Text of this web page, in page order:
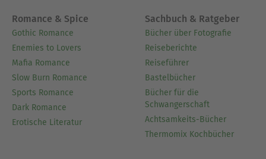
Romance & Spice
Gothic Romance
Enemies to Lovers
Mafia Romance
Slow Burn Romance
Sports Romance
Dark Romance
Erotische Literatur
Sachbuch & Ratgeber
Bücher über Fotografie
Reiseberichte
Reiseführer
Bastelbücher
Bücher für die
Schwangerschaft
Achtsamkeits-Bücher
Thermomix Kochbücher